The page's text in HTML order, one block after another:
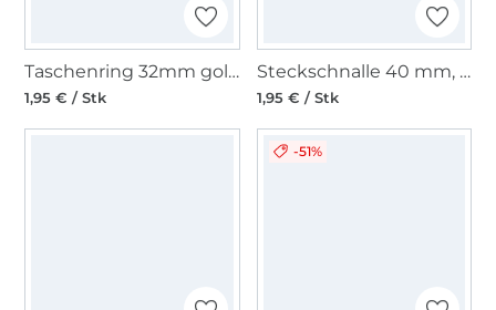
Taschenring 32mm goldfarbig
1,95 € / Stk
Steckschnalle 40 mm, schwarz
1,95 € / Stk
-51%